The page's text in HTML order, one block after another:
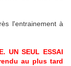
l'entrainement à
UN SEUL ESSAI
au plus tard